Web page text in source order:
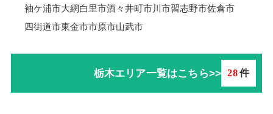
袖ケ浦市大網白里市酒々井町市川市習志野市佐倉市
四街道市東金市市原市山武市
栃木エリア一覧はこちら>> 28件